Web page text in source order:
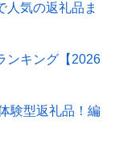
人気の返礼品ま
ンキング【2026
験型返礼品！編